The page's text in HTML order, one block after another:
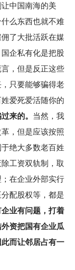
中国南海的美
么东西也就不难
了大批活跃在媒
企私有化是把股
，但是反正这些
只要能够骗得老
爱死爱活随你的
来的。 当然，我
，但是应该按照
绝大多数老百姓
工资双轨制，取
在企业外部实行
配股权等，都是
业有问题，打着
资把国有企业瓜
而让邻居占有一